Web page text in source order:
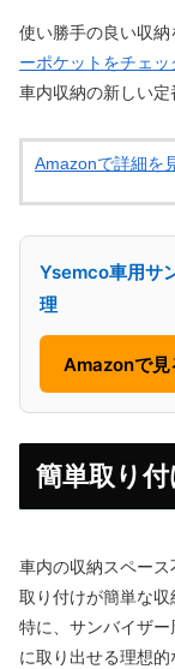
使い勝手の良い収
ーポケットをチェッ
車内収納の新しい定
Amazonで詳細を
Ysemco車用サ
理
Amazonで見
簡単取り
車内の収納スペース
取り付けが簡単な収
特に、サンバイザ
に取り出せる理想的